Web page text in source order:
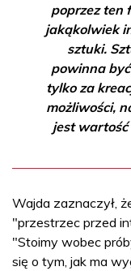
poprzez ten
jakąkolwiek
sztuki.
powinna
tylko za
możliwości,
jest wartość
Wajda zaznaczył,
"przestrzec przed
"Stoimy wobec
się o tym, jak ma